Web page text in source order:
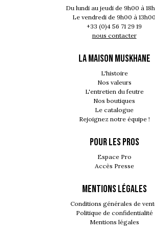
Du lundi au jeudi de 9h00 à
Le vendredi de 9h00 à 13h00
+33 (0)4 56 71 29 19
nous contacter
LA MAISON MUSKHANE
L'histoire
Nos valeurs
L'entretien du feutre
Nos boutiques
Le catalogue
Rejoignez notre équipe !
POUR LES PROS
Espace Pro
Accès Presse
MENTIONS LÉGALES
Conditions générales de
Politique de confidentialité
Mentions légales